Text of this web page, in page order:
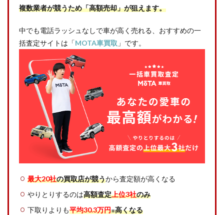
複数業者が競うため「高額売却」が狙えます。
中でも電話ラッシュなしで車が高く売れる、おすすめの一
括査定サイトは「MOTA車買取 」です。
最大20社の買取店が競うから査定額が高くなる
やりとりするのは高額査定上位3社のみ
下取りよりも平均30.3万円※高くなる